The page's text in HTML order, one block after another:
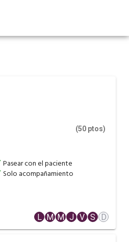
(50 ptos)
Pasear con el paciente
Solo acompañamiento
L M M J V S D